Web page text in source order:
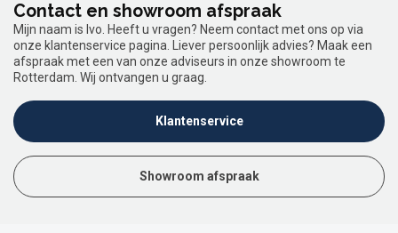
Contact en showroom afspraak
Mijn naam is Ivo. Heeft u vragen? Neem contact met ons op via
onze klantenservice pagina. Liever persoonlijk advies? Maak een
afspraak met een van onze adviseurs in onze showroom te
Rotterdam. Wij ontvangen u graag.
Klantenservice
Showroom afspraak